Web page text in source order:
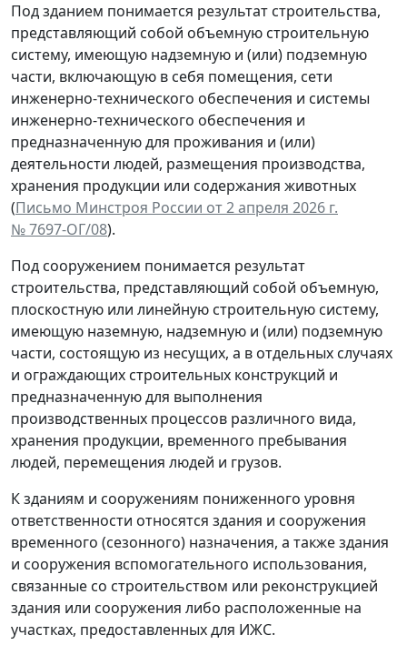
Под зданием понимается результат строительства,
представляющий собой объемную строительную
систему, имеющую надземную и (или) подземную
части, включающую в себя помещения, сети
инженерно-технического обеспечения и системы
инженерно-технического обеспечения и
предназначенную для проживания и (или)
деятельности людей, размещения производства,
хранения продукции или содержания животных
(Письмо Минстроя России от 2 апреля 2026 г.
№ 7697-ОГ/08).
Под сооружением понимается результат
строительства, представляющий собой объемную,
плоскостную или линейную строительную систему,
имеющую наземную, надземную и (или) подземную
части, состоящую из несущих, а в отдельных случаях
и ограждающих строительных конструкций и
предназначенную для выполнения
производственных процессов различного вида,
хранения продукции, временного пребывания
людей, перемещения людей и грузов.
К зданиям и сооружениям пониженного уровня
ответственности относятся здания и сооружения
временного (сезонного) назначения, а также здания
и сооружения вспомогательного использования,
связанные со строительством или реконструкцией
здания или сооружения либо расположенные на
участках, предоставленных для ИЖС.